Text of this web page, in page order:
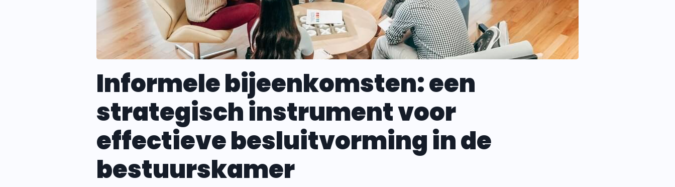
Informele bijeenkomsten: een
strategisch instrument voor
effectieve besluitvorming in de
bestuurskamer